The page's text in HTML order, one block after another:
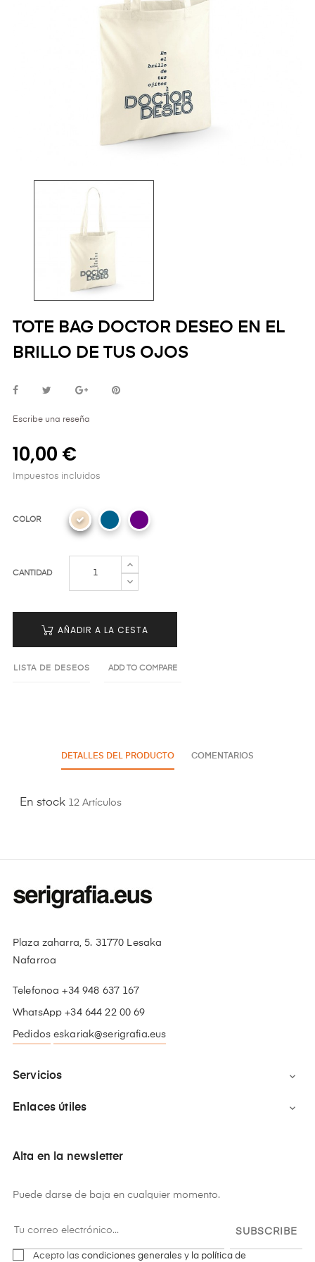
TOTE BAG DOCTOR DESEO EN EL
BRILLO DE TUS OJOS
Escribe una reseña
10,00 €
Impuestos incluidos
COLOR
CANTIDAD
AÑADIR A LA CESTA
LISTA DE DESEOS ADD TO COMPARE
DETALLES DEL PRODUCTO COMENTARIOS
En stock 12 Artículos
Plaza zaharra, 5. 31770 Lesaka
Nafarroa
Telefonoa +34 948 637 167
WhatsApp +34 644 22 00 69
Pedidos eskariak@serigrafia.eus
Servicios 
Enlaces útiles 
Alta en la newsletter
Puede darse de baja en cualquier momento.
SUBSCRIBE
Acepto las condiciones generales y la política de